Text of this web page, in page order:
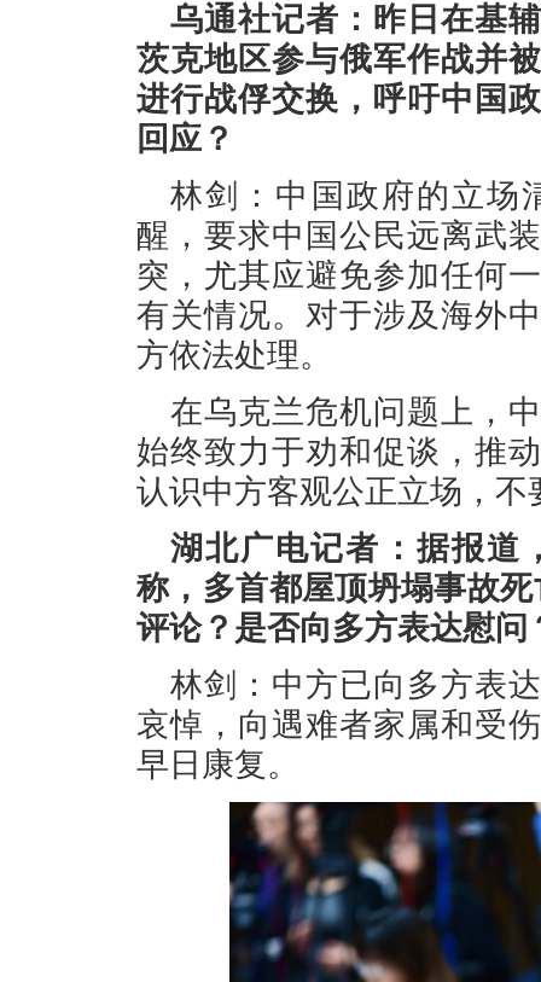
乌通社记者：昨日在基
茨克地区参与俄军作战并
进行战俘交换，呼吁中国
回应？
林剑：中国政府的立场
醒，要求中国公民远离武
突，尤其应避免参加任何
有关情况。对于涉及海外
方依法处理。
在乌克兰危机问题上，
始终致力于劝和促谈，推
认识中方客观公正立场，
湖北广电记者：据报道
称，多首都屋顶坍塌事故
评论？是否向多方表达慰问
林剑：中方已向多方表
哀悼，向遇难者家属和受
早日康复。